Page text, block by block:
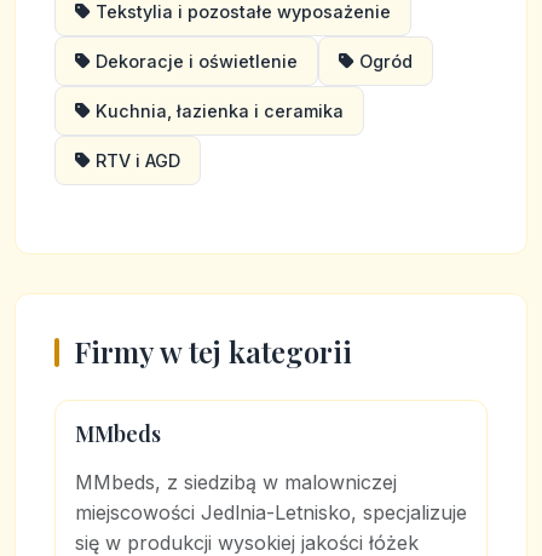
Tekstylia i pozostałe wyposażenie
Dekoracje i oświetlenie Ogród
Kuchnia, łazienka i ceramika
RTV i AGD
Firmy w tej kategorii
MMbeds
MMbeds, z siedzibą w malowniczej
miejscowości Jedlnia-Letnisko, specjalizuje
się w produkcji wysokiej jakości łóżek